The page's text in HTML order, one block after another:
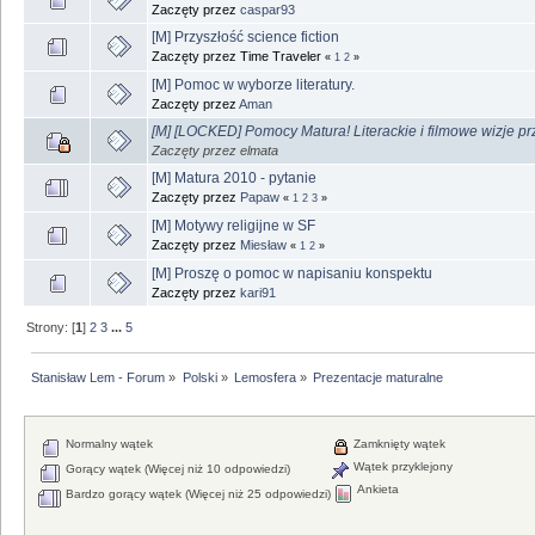
Zaczęty przez caspar93
[M] Przyszłość science fiction
Zaczęty przez Time Traveler « 1 2 »
[M] Pomoc w wyborze literatury.
Zaczęty przez Aman
[M] [LOCKED] Pomocy Matura! Literackie i filmowe wizje
Zaczęty przez elmata
[M] Matura 2010 - pytanie
Zaczęty przez Papaw « 1 2 3 »
[M] Motywy religijne w SF
Zaczęty przez Miesław « 1 2 »
[M] Proszę o pomoc w napisaniu konspektu
Zaczęty przez kari91
Strony: [1]2 3 ...5
Stanisław Lem - Forum » Polski» Lemosfera» Prezentacje maturalne
Normalny wątek
Gorący wątek (Więcej niż 10 odpowiedzi)
Bardzo gorący wątek (Więcej niż 25 odpowiedzi)
Zamknięty wątek
Wątek przyklejony
Ankieta